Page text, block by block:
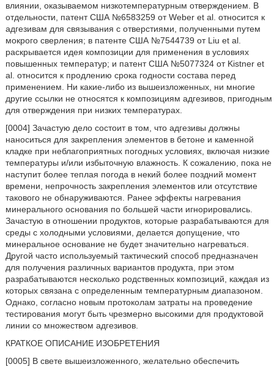
влиянии, оказываемом низкотемпературным отверждением. В
отдельности, патент США №6583259 от Weber et al. относится к
адгезивам для связывания с отверстиями, полученными путем
мокрого сверления; в патенте США №7544739 от Liu et al.
раскрывается идея композиции для применения в условиях
повышенных температур; и патент США №5077324 от Kistner et
al. относится к продлению срока годности состава перед
применением. Ни какие-либо из вышеизложенных, ни многие
другие ссылки не относятся к композициям адгезивов, пригодным
для отверждения при низких температурах.
[0004] Зачастую дело состоит в том, что адгезивы должны
наноситься для закрепления элементов в бетоне и каменной
кладке при неблагоприятных погодных условиях, включая низкие
температуры и/или избыточную влажность. К сожалению, пока не
наступит более теплая погода в некий более поздний момент
времени, непрочность закрепления элементов или отсутствие
такового не обнаруживаются. Ранее эффекты нагревания
минерального основания по большей части игнорировались.
Зачастую в отношении продуктов, которые разрабатываются для
среды с холодными условиями, делается допущение, что
минеральное основание не будет значительно нагреваться.
Другой часто используемый тактический способ предназначен
для получения различных вариантов продукта, при этом
разрабатываются несколько родственных композиций, каждая из
которых связана с определенным температурным диапазоном.
Однако, согласно новым протоколам затраты на проведение
тестирования могут быть чрезмерно высокими для продуктовой
линии со множеством адгезивов.
КРАТКОЕ ОПИСАНИЕ ИЗОБРЕТЕНИЯ
[0005] В свете вышеизложенного, желательно обеспечить